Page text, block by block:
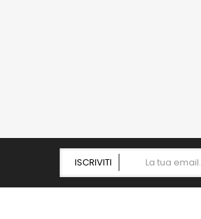
ISCRIVITI